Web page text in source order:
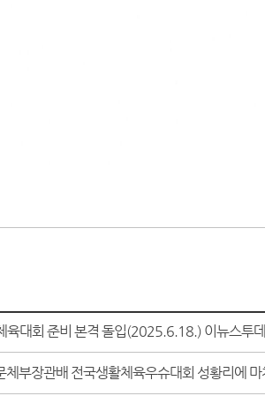
육대회 준비 본격 돌입(2025.6.18.) 이뉴스투
체부장관배 전국생활체육우슈대회 성황리에